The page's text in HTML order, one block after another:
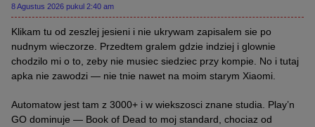
8 Agustus 2026 pukul 2:40 am
Klikam tu od zeszlej jesieni i nie ukrywam zapisalem sie po
nudnym wieczorze. Przedtem gralem gdzie indziej i glownie
chodzilo mi o to, zeby nie musiec siedziec przy kompie. No i tutaj
apka nie zawodzi — nie tnie nawet na moim starym Xiaomi.
Automatow jest tam z 3000+ i w wiekszosci znane studia. Play’n
GO dominuje — Book of Dead to moj standard, chociaz od